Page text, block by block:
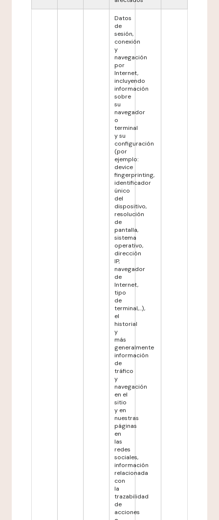
Datos
de
sesión,
conexión
y
navegación
por
Internet,
incluyendo
información
sobre
su
navegador
o
terminal
y su
configuración
(por
ejemplo:
device
fingerprinting,
identificador
único
del
dispositivo,
resolución
de
pantalla,
sistema
operativo,
dirección
IP,
navegador
de
Internet,
tipo
de
terminal,...),
el
historial
y
más
generalmente
información
de
tráfico
y
navegación
en el
sitio
y en
nuestras
páginas
en
las
redes
sociales,
información
relacionada
con
la
trazabilidad
de
acciones